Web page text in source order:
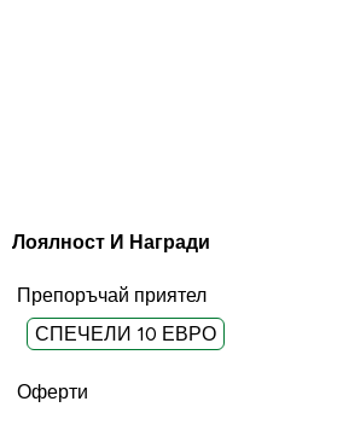
Лоялност И Награди
Препоръчай приятел
СПЕЧЕЛИ 10 ЕВРО
Оферти